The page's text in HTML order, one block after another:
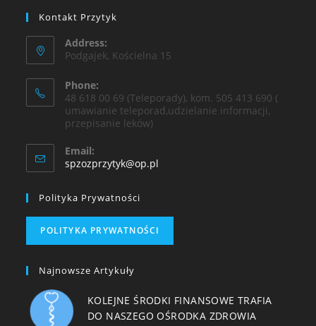
Kontakt Przytyk
Address:
Podgajek, Kościelna 15
Phone:
48 618 00 69 (Teleporady), kom. 505 413 690 (
umawianie teleporad,udzielanie informacji,
przepisanie leków)
Email:
spzozprzytyk@op.pl
Polityka Prywatności
POLITYKA PRYWATNOŚCI
Najnowsze Artykuły
KOLEJNE ŚRODKI FINANSOWE TRAFIA
DO NASZEGO OŚRODKA ZDROWIA